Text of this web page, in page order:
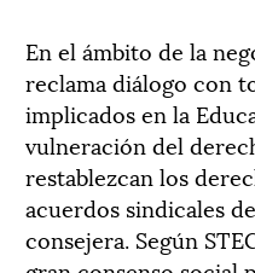
En el ámbito de la
reclama diálogo con
implicados en la
vulneración del
restablezcan los
acuerdos sindicales
consejera. Según